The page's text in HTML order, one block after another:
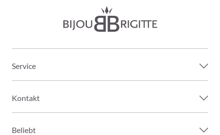
Service
Kontakt
Beliebt